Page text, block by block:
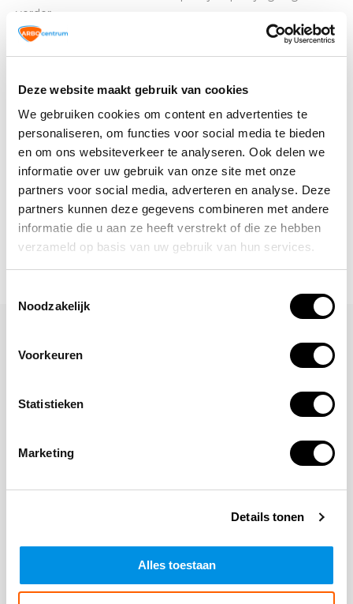
Deze website maakt gebruik van cookies
We gebruiken cookies om content en advertenties te
personaliseren, om functies voor social media te bieden
en om ons websiteverkeer te analyseren. Ook delen we
informatie over uw gebruik van onze site met onze
partners voor social media, adverteren en analyse. Deze
partners kunnen deze gegevens combineren met andere
informatie die u aan ze heeft verstrekt of die ze hebben
verzameld op basis van uw gebruik van hun services.
Noodzakelijk
Voorkeuren
Statistieken
Marketing
Details tonen
Alles toestaan
verder.
Altijd op de hoogte blijven van de
laatste nieuwtjes, acties en meer?
Schrijf je in voor onze nieuwsbrief!
Abonneer
*Uw e-mailadres wordt niet gepubliceerd